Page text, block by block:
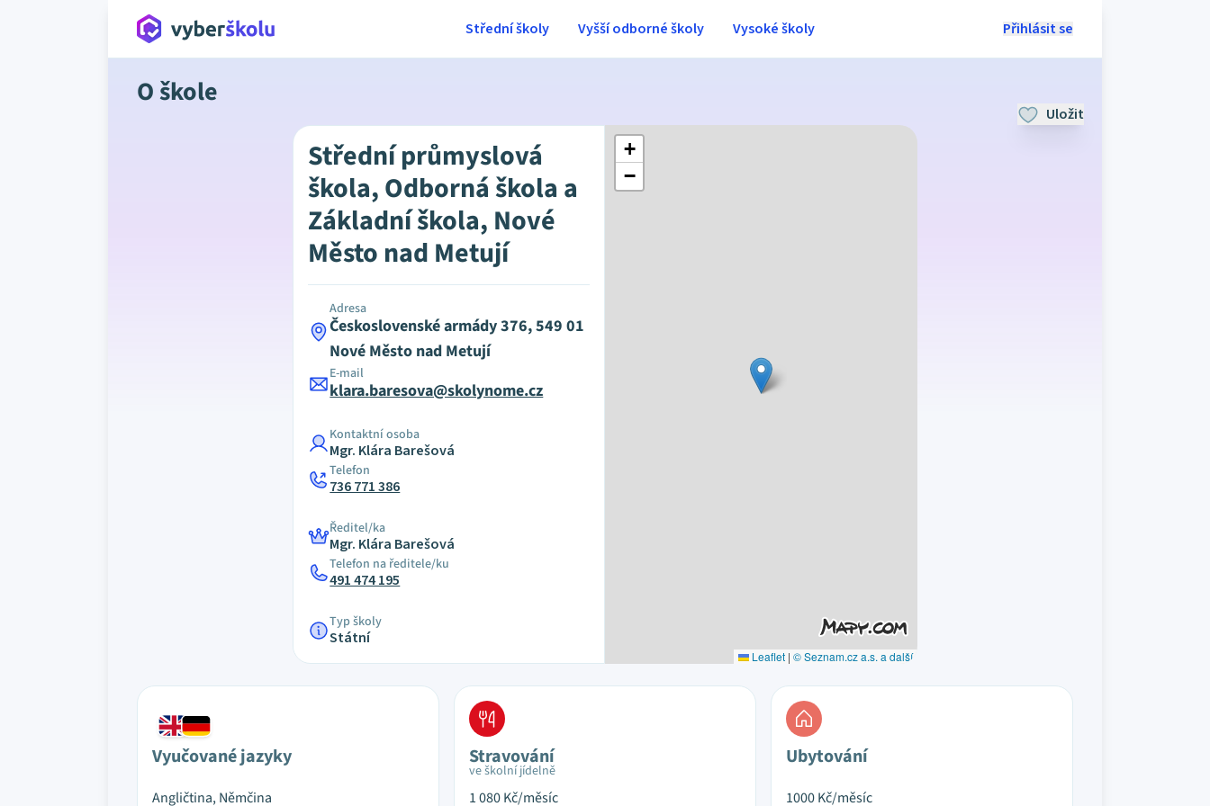
Přihlásit se
Střední školy Vyšší odborné školy Vysoké školy
O škole
Uložit
Střední průmyslová
škola, Odborná škola a
Základní škola, Nové
Město nad Metují
Adresa
Československé armády 376, 549 01
Nové Město nad Metují
E-mail
klara.baresova@skolynome.cz
Kontaktní osoba
Mgr. Klára Barešová
Telefon
736 771 386
Ředitel/ka
Mgr. Klára Barešová
Telefon na ředitele/ku
491 474 195
Typ školy
Státní
+
−
Leaflet | © Seznam.cz a.s. a další
Vyučované jazyky
Angličtina, Němčina
Stravování
ve školní jídelně
1 080Kč/měsíc
Ubytování
1000Kč/měsíc